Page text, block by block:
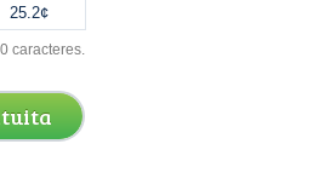
25.2¢
caracteres.